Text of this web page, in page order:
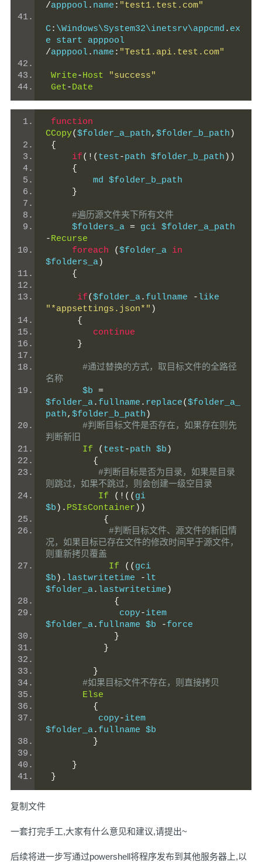
/apppool. name : "test1.test.com"
C: \Windows\System32\inetsrv\appcmd . ex
/apppool. name : "Test1.api.test.com"
Write-Host
"success"
Get-Date
function
CCopy($folder_a_path, $folder_b_path )
{
if(!( test-path $folder_b_path ))
{
         md $folder_b_path
}
#遍历源文件夹下所有文件
     $folders_a
=
-Recurse
foreach
($folder_a in
$folders_a)
{
if($folder_a. fullname -
"*appsettings.json*" )
{
continue
}
#通过替换的方式，取目标文件的全路径
名称
       $b
=
$folder_a. fullname . replace($folder_a_
path, $folder_b_path )
#判断目标文件是否存在，如果存在则先
判断新旧
If
( test-path $b )
{
#判断目标是否为目录，如果是目录
则跳过，如果不跳过，则会创建一级空目录
If
(!(( gi
$b ). PSIsContainer ))
{
#判断目标文件、源文件的新旧情
况，如果目标已存在文件的修改时间早于源文件，
则重新拷贝覆盖
If
(( gci
$b ). lastwritetime - lt
$folder_a. lastwritetime )
{
              copy
-item
$folder_a. fullname $b -force
}
}
}
#如果目标文件不存在，则直接拷贝
Else
{
          copy
-item
$folder_a. fullname $b
}
}
}
复制文件
一套打完手工,大家有什么意见和建议,请提出~
后续将进一步写通过powershell将程序发布到其他服务器上,以